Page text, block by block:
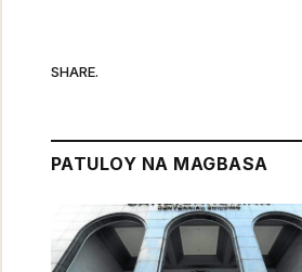
SHARE.
PATULOY NA MAGBASA